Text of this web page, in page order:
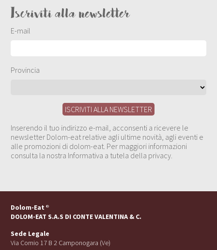
Iscriviti alla newsletter
E-mail
Provincia
Inserendo il tuo indirizzo e-mail, acconsenti a ricevere le
newsletter Dolom-eat relative agli ultime novità, agli eventi e
alle promozioni di dolom-eat. Per maggiori informazioni
consulta la nostra Informativa a tutela della privacy.
Dolom-Eat ®
DOLOM-EAT S.A.S DI CONTE VALENTINA & C.
Sede Legale
Via Cornio 17 B 2 Camponogara (Ve)